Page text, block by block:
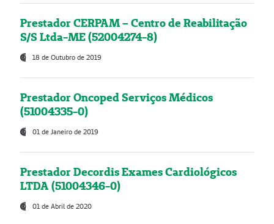
Prestador CERPAM – Centro de Reabilitação
S/S Ltda-ME (52004274-8)
18 de Outubro de 2019
Prestador Oncoped Serviços Médicos
(51004335-0)
01 de Janeiro de 2019
Prestador Decordis Exames Cardiológicos
LTDA (51004346-0)
01 de Abril de 2020